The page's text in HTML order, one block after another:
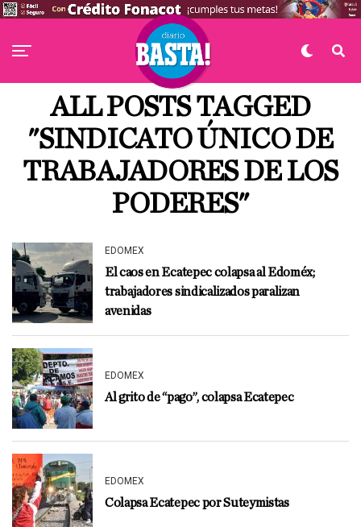
ALL POSTS TAGGED
"SINDICATO ÚNICO DE
TRABAJADORES DE LOS
PODERES"
EDOMEX
El caos en Ecatepec colapsa al Edoméx;
trabajadores sindicalizados paralizan
avenidas
EDOMEX
Al grito de “pago”, colapsa Ecatepec
EDOMEX
Colapsa Ecatepec por Suteymistas